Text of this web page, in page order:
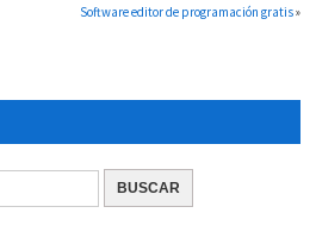
Software editor de programación gratis»